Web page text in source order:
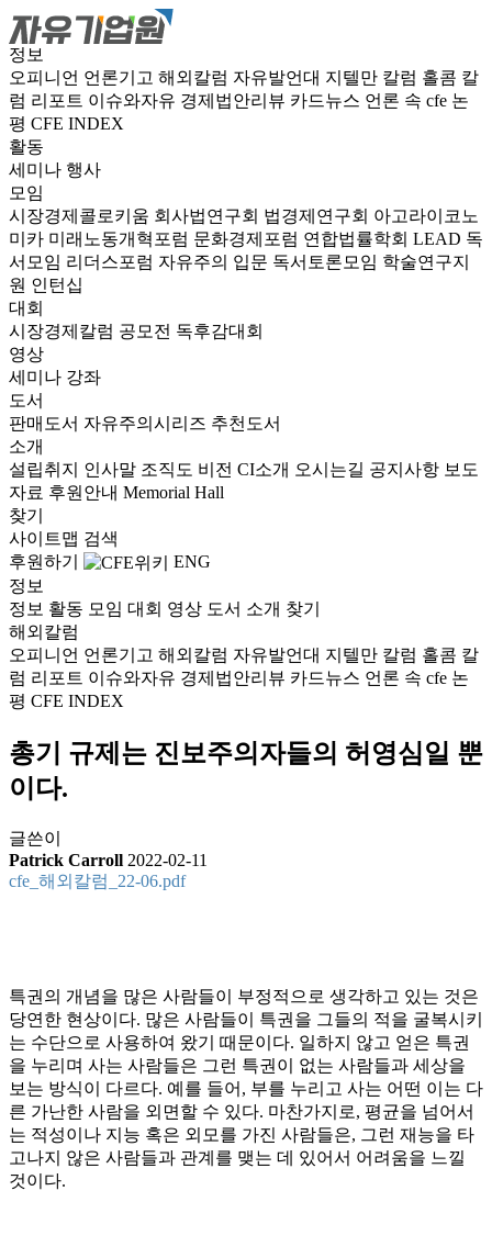
정보
오피니언 언론기고 해외칼럼 자유발언대 지텔만 칼럼 홀콤 칼
럼 리포트 이슈와자유 경제법안리뷰 카드뉴스 언론 속 cfe 논
평 CFE INDEX
활동
세미나 행사
모임
시장경제콜로키움 회사법연구회 법경제연구회 아고라이코노
미카 미래노동개혁포럼 문화경제포럼 연합법률학회 LEAD 독
서모임 리더스포럼 자유주의 입문 독서토론모임 학술연구지
원 인턴십
대회
시장경제칼럼 공모전 독후감대회
영상
세미나 강좌
도서
판매도서 자유주의시리즈 추천도서
소개
설립취지 인사말 조직도 비전 CI소개 오시는길 공지사항 보도
자료 후원안내 Memorial Hall
찾기
사이트맵 검색
후원하기
ENG
정보
정보 활동 모임 대회 영상 도서 소개 찾기
해외칼럼
오피니언 언론기고 해외칼럼 자유발언대 지텔만 칼럼 홀콤 칼
럼 리포트 이슈와자유 경제법안리뷰 카드뉴스 언론 속 cfe 논
평 CFE INDEX
총기 규제는 진보주의자들의 허영심일 뿐
이다.
글쓴이
Patrick Carroll 2022-02-11
cfe_해외칼럼_22-06.pdf
특권의 개념을 많은 사람들이 부정적으로 생각하고 있는 것은
당연한 현상이다. 많은 사람들이 특권을 그들의 적을 굴복시키
는 수단으로 사용하여 왔기 때문이다. 일하지 않고 얻은 특권
을 누리며 사는 사람들은 그런 특권이 없는 사람들과 세상을
보는 방식이 다르다. 예를 들어, 부를 누리고 사는 어떤 이는 다
른 가난한 사람을 외면할 수 있다. 마찬가지로, 평균을 넘어서
는 적성이나 지능 혹은 외모를 가진 사람들은, 그런 재능을 타
고나지 않은 사람들과 관계를 맺는 데 있어서 어려움을 느낄
것이다.